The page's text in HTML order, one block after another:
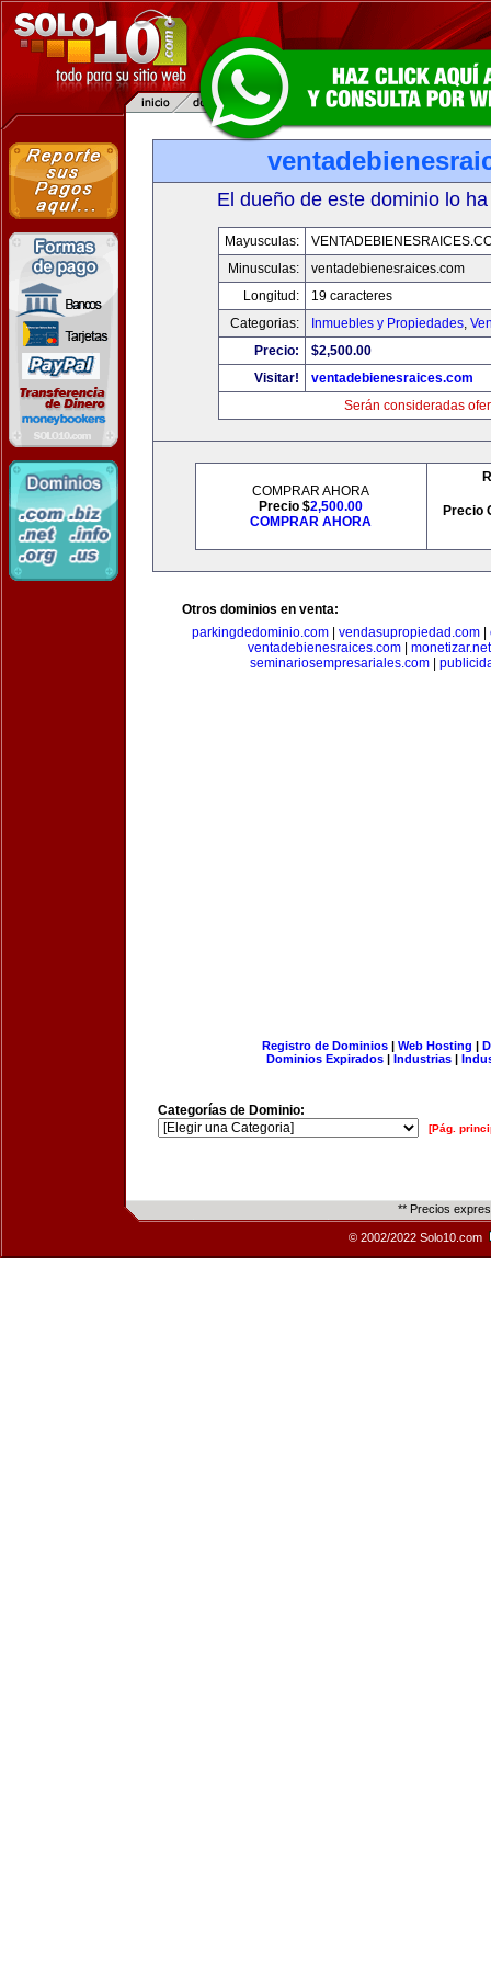
El dueño de este dominio lo
Mayusculas:
Minusculas:
ventadebienesraices.com
Longitud:
19 caracteres
Categorias:
Inmuebles y Propiedades,
Precio:
$2,500.00
Visitar!
ventadebienesraices.com
Serán consideradas
COMPRAR AHORA
Precio $2,500.00
COMPRAR AHORA
Precio
Otros dominios en venta:
parkingdedominio.com| vendasupropiedad.com|
ventadebienesraices.com
monetizar.net
seminariosempresariales.com
Registro de Dominios| Web Hosting |
Dominios Expirados | Industrias |
Categorías de Dominio:
[Pág.
** Precios
© 2002/2022 Solo10.com